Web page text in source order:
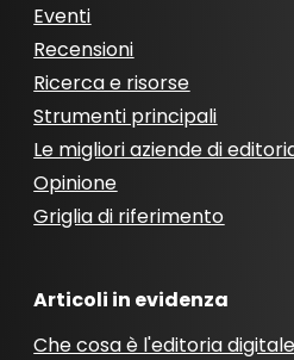
Eventi
Recensioni
Ricerca e risorse
Strumenti principali
Le migliori aziende di
Opinione
Griglia di riferimento
Articoli in evidenza
Che cosa è l'editoria